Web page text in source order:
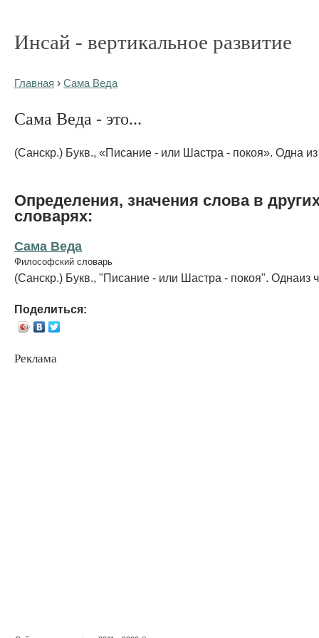
Инсай - вертикальное развитие
Главная › Сама Веда
Сама Веда - это...
(Санскр.) Букв., «Писание - или Шастра - покоя». Одна
Определения, значения слова в
словарях:
Сама Веда
Философский словарь
(Санскр.) Букв., "Писание - или Шастра - покоя". Однаиз
Поделиться:
Реклама